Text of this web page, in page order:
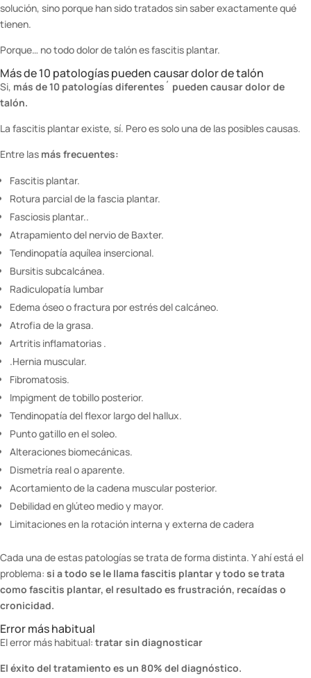
solución, sino porque han sido tratados sin saber exactamente qué
tienen.
Porque… no todo dolor de talón es fascitis plantar.
Más de 10 patologías pueden causar dolor de talón
Si, más de 10 patologías diferentes´ pueden causar dolor de
talón.
La fascitis plantar existe, sí. Pero es solo una de las posibles causas.
Entre las más frecuentes:
Fascitis plantar.
Rotura parcial de la fascia plantar.
Fasciosis plantar..
Atrapamiento del nervio de Baxter.
Tendinopatía aquílea insercional.
Bursitis subcalcánea.
Radiculopatía lumbar
Edema óseo o fractura por estrés del calcáneo.
Atrofia de la grasa.
Artritis inflamatorias .
.Hernia muscular.
Fibromatosis.
Impigment de tobillo posterior.
Tendinopatía del flexor largo del hallux.
Punto gatillo en el soleo.
Alteraciones biomecánicas.
Dismetría real o aparente.
Acortamiento de la cadena muscular posterior.
Debilidad en glúteo medio y mayor.
Limitaciones en la rotación interna y externa de cadera
Cada una de estas patologías se trata de forma distinta. Y ahí está el
problema: si a todo se le llama fascitis plantar y todo se trata
como fascitis plantar, el resultado es frustración, recaídas o
cronicidad.
Error más habitual
El error más habitual: tratar sin diagnosticar
El éxito del tratamiento es un 80% del diagnóstico.